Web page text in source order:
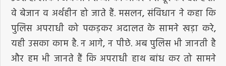
वे बेजान व अर्थहीन हो जाते हैं. मसलन, संविधान ने कहा कि
पुलिस अपराधी को पकड़कर अदालत के सामने खड़ा करे,
यही उसका काम है. न आगे, न पीछे. अब पुलिस भी जानती है
और हम भी जानते हैं कि अपराधी हाथ बांध कर तो सामने